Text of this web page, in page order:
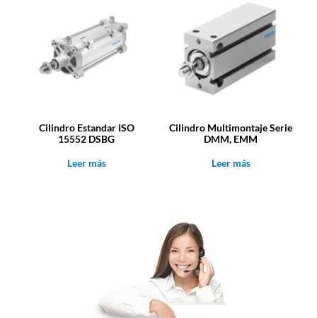
Cilindro Estandar ISO
15552 DSBG
Leer más
Cilindro Multimontaje Serie
DMM, EMM
Leer más